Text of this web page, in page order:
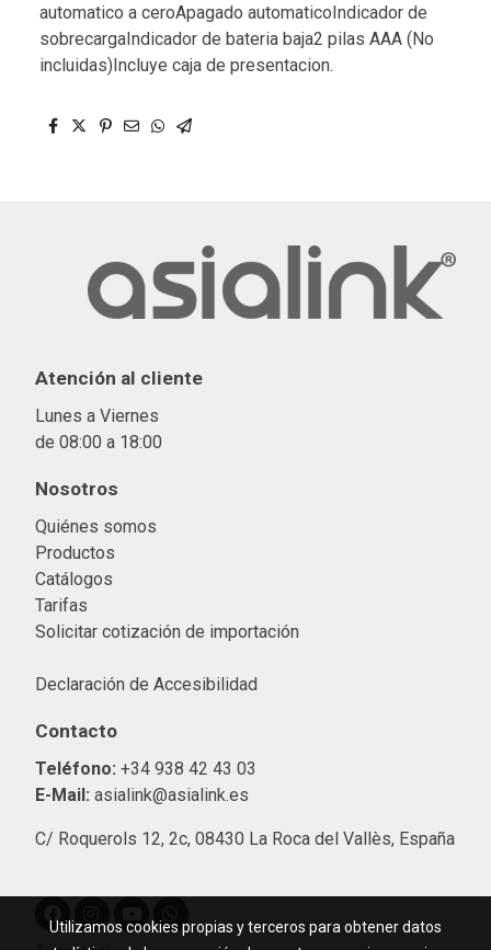
automatico a ceroApagado automaticoIndicador de
sobrecargaIndicador de bateria baja2 pilas AAA (No
incluidas)Incluye caja de presentacion.
Atención al cliente
Lunes a Viernes
de 08:00 a 18:00
Nosotros
Quiénes somos
Productos
Catálogos
Tarifas
Solicitar cotización de importación
Declaración de Accesibilidad
Contacto
Teléfono: +34 938 42 43 03
E-Mail: asialink@asialink.es
C/ Roquerols 12, 2c, 08430 La Roca del Vallès, España
Utilizamos cookies propias y terceros para obtener datos